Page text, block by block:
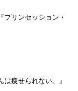
プリンセッション・
痩せられない。』